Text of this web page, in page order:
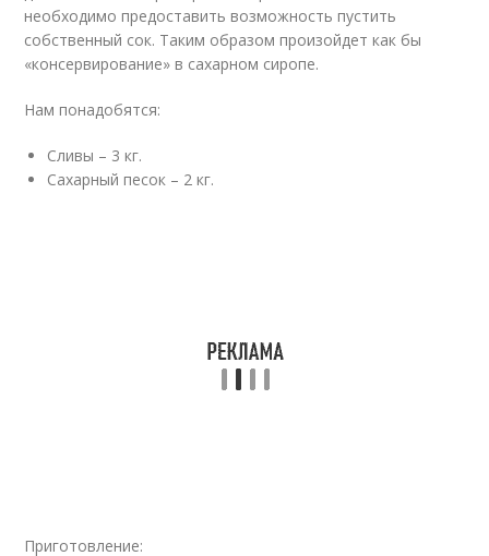
необходимо предоставить возможность пустить
собственный сок. Таким образом произойдет как бы
«консервирование» в сахарном сиропе.
Нам понадобятся:
Сливы – 3 кг.
Сахарный песок – 2 кг.
Приготовление: